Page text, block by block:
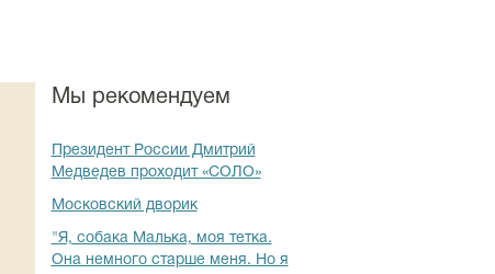
Мы рекомендуем
Президент России Дмитрий
Медведев проходит «СОЛО»
Московский дворик
"Я, собака Малька, моя тетка.
Она немного старше меня. Но я